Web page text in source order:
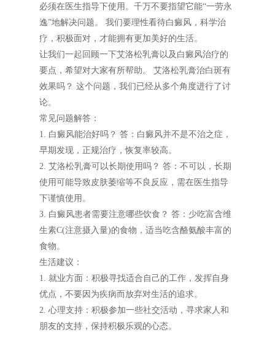
必须在医生指导下使用。千万不要指望它能“一劳永
逸”地解决问题。 我们要理性看待白癜风，科学治
疗，积极面对，才能拥有更加美好的生活。
让我们一起回顾一下艾洛松乳膏以及白癜风治疗的
要点，希望对大家有所帮助。 艾洛松乳膏治白斑有
效果吗？ 这个问题，我们已经从多个角度进行了讨
论。
常见问题解答：
1. 白癜风能治好吗？ 答：白癜风并不是不治之症，
早期发现，正规治疗，恢复率较高。
2. 艾洛松乳膏可以长期使用吗？ 答：不可以，长期
使用可能导致皮肤萎缩等不良反应，需在医生指导
下谨慎使用。
3. 白癜风患者需要注意哪些饮食？ 答：少吃富含维
生素C(注意摄入量)的食物，适当吃含酪氨酸丰富的
食物。
生活建议：
1. 就业方面：积极寻找适合自己的工作，发挥自身
优点，不要因为疾病而放弃对生活的追求。
2. 心理支持：积极参加一些社交活动，寻求家人和
朋友的支持，保持积极乐观的心态。